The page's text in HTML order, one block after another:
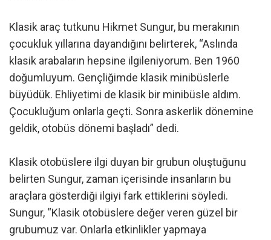
Klasik araç tutkunu Hikmet Sungur, bu merakının
çocukluk yıllarına dayandığını belirterek, “Aslında
klasik arabaların hepsine ilgileniyorum. Ben 1960
doğumluyum. Gençliğimde klasik minibüslerle
büyüdük. Ehliyetimi de klasik bir minibüsle aldım.
Çocukluğum onlarla geçti. Sonra askerlik dönemine
geldik, otobüs dönemi başladı” dedi.
Klasik otobüslere ilgi duyan bir grubun oluştuğunu
belirten Sungur, zaman içerisinde insanların bu
araçlara gösterdiği ilgiyi fark ettiklerini söyledi.
Sungur, “Klasik otobüslere değer veren güzel bir
grubumuz var. Onlarla etkinlikler yapmaya